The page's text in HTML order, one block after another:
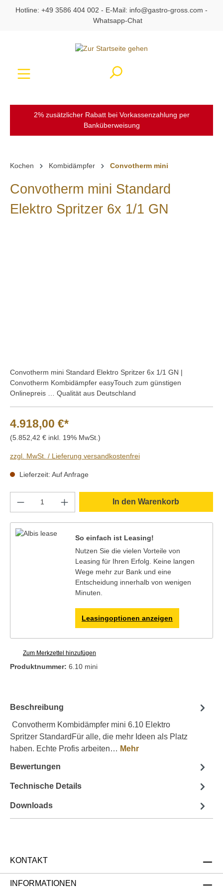
springen
Hotline: +49 3586 404 002 - E-Mail: info@gastro-gross.com -
Whatsapp-Chat
2% zusätzlicher Rabatt bei Vorkassenzahlung per
Banküberweisung
Kochen Kombidämpfer Convotherm mini
Convotherm mini Standard
Elektro Spritzer 6x 1/1 GN
Convotherm mini Standard Elektro Spritzer 6x 1/1 GN |
Convotherm Kombidämpfer easyTouch zum günstigen
Onlinepreis … Qualität aus Deutschland
4.918,00 €*
(5.852,42 € inkl. 19% MwSt.)
zzgl. MwSt. / Lieferung versandkostenfrei
Lieferzeit: Auf Anfrage
Produkt Anzahl: Gib den gewünschten
In den Warenkorb
So einfach ist Leasing!
Nutzen Sie die vielen Vorteile von
Leasing für Ihren Erfolg. Keine langen
Wege mehr zur Bank und eine
Entscheidung innerhalb von wenigen
Minuten.
Leasingoptionen anzeigen
Zum Merkzettel hinzufügen
Produktnummer: 6.10 mini
Beschreibung
Convotherm Kombidämpfer mini 6.10 Elektro
Spritzer StandardFür alle, die mehr Ideen als Platz
haben. Echte Profis arbeiten… Mehr
Bewertungen
Technische Details
Downloads
KONTAKT
INFORMATIONEN